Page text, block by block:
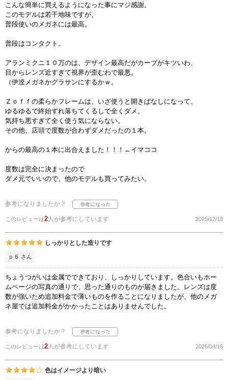
こんな簡単に買えるようになった事にマジ感謝。
このモデルは若干地味ですが、
普段使いのメガネには最高。
普段はコンタクト。
アランミクニ１０万のは、デザイン最高だがカーブがキツいわ、
目からレンズ近すぎて視界が歪むわで最悪。
（伊逹メガネかグラサンにするかｗ。
Ｚｏｆｆの柔らかフレームは、いざ使うと開きぱなしになって、
ゆるゆるで終始ずれ落ちてくるしで全くダメ。
気持ち悪すぎて全く使う気にならない。
その他、店頭で度数が合わずダメだったの１本。
からの最高の１本に出合えました！！！←イマココ
度数は完全に決まったので
ダメ元でいいので、他のモデルも買ってみたい。
参考になりましたか？
このレビューは2 人が参考にしています 2025/12/18
しっかりとした造りです
ｐ６ さん
ちょうつがいは金属でできており、しっかりしています。色合いもホー
ムページの写真の通りで、思った通りのものが届きました。レンズは度
数が強いため追加料金で薄いものを作ることになりましたが、他のメガ
ネ屋では追加料金がかかったことはありませんでした。
参考になりましたか？
このレビューは2 人が参考にしています 2025/04/16
色はイメージより暗い